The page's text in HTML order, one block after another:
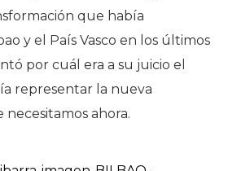
que había
y el País Vasco en los últimos
por cuál era a su juicio el
representar la nueva
ahora.